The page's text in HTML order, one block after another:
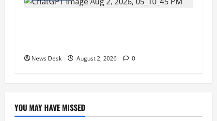
News Desk August 2, 2026 0
YOU MAY HAVE MISSED